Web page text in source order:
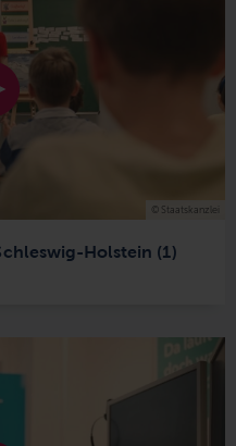
Holstein (1)
© Staatskanzlei